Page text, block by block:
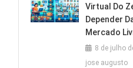
Virtual Do
Depender
Mercado
8 de julho
jose augusto